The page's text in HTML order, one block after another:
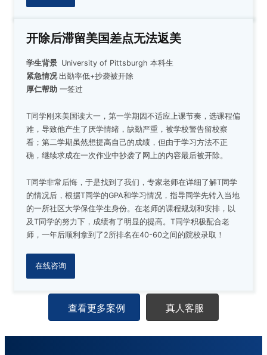
开除后滞留美国差点无法返美
学生背景 University of Pittsburgh 本科生
紧急情况出勤率低+抄袭被开除
厚仁帮助 一签过
T同学刚来美国读大一，第一学期因不适应上课节奏，选课程偏
难，导致他产生了厌学情绪，缺勤严重，被学校警告留校察
看；第二学期虽然想提高自己的成绩，但由于学习方法不正
确，继续求成在一次作业中抄袭了网上的内容最后被开除。
T同学非常后悔，于是找到了我们，专家老师在详细了解T同学
的情况后，根据T同学的GPA和学习情况，指导同学先转入当地
的一所社区大学保住学生身份。在老师的课程规划和安排，以
及T同学的努力下，成绩有了明显的提高。T同学积极配合老
师，一年后顺利拿到了2所排名在40-60之间的院校录取！
在线咨询
查看更多案例 真人客服